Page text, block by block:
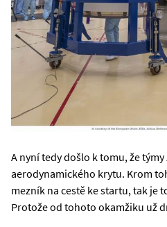
A nyní tedy došlo k tomu, že
aerodynamického krytu. Krom
mezník na cestě ke startu, tak je
Protože od tohoto okamžiku už